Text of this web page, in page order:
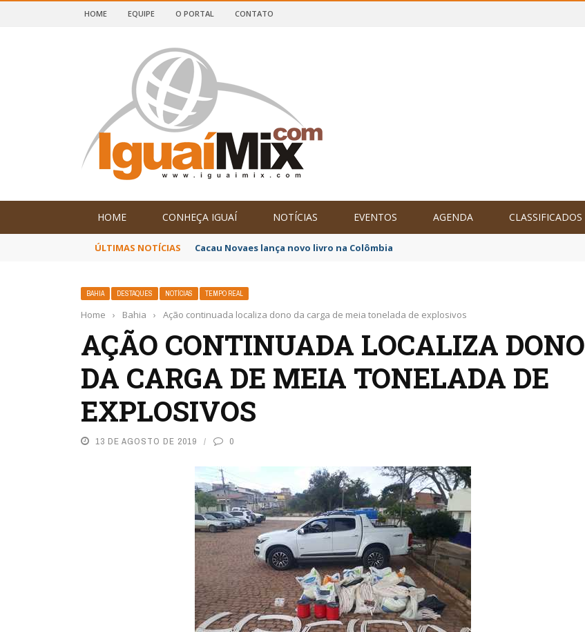
E SUDOESTE DA BAHIA
HOME EQUIPE O PORTAL CONTATO
HOME CONHEÇA IGUAÍ NOTÍCIAS EVENTOS AGENDA CLASSIFICADOS
ÚLTIMAS NOTÍCIAS Cacau Novaes lança novo livro na Colômbia
BAHIA DESTAQUES NOTÍCIAS TEMPO REAL
Home › Bahia › Ação continuada localiza dono da carga de meia tonelada de explosivos
AÇÃO CONTINUADA LOCALIZA DONO
DA CARGA DE MEIA TONELADA DE
EXPLOSIVOS
13 DE AGOSTO DE 2019 0